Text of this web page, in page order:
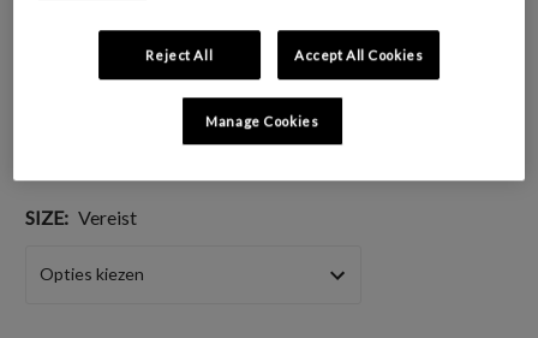
GESCHIKT VOOR:
KLEURGROEP:
SIZE: Vereist
Reject All Accept All Cookies
Manage Cookies